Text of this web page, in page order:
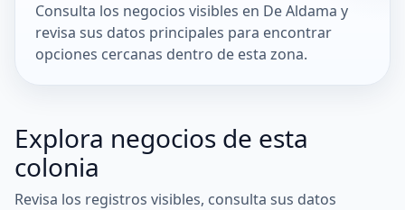
Consulta los negocios visibles en De Aldama y
revisa sus datos principales para encontrar
opciones cercanas dentro de esta zona.
Explora negocios de esta
colonia
Revisa los registros visibles, consulta sus datos